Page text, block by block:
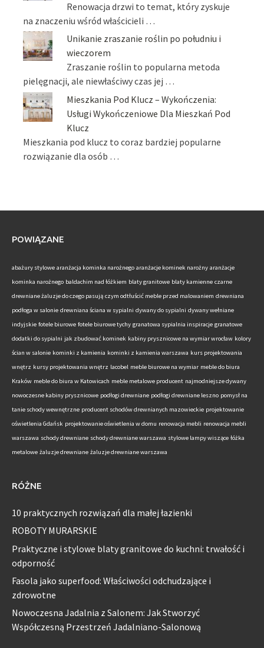
Renowacja drzwi to temat, który zyskuje
na znaczeniu wśród właścicieli …
Unikanie zraszanie roślin po południu i
wieczorem
Zraszanie roślin to popularna metoda
pielęgnacji, ale niewłaściwy czas jej …
Mieszkania Pod Klucz – Wykończenia:
Usługi Wykończeniowe Dla Mieszkań Pod
Klucz
Mieszkania pod klucz to coraz bardziej popularne
rozwiązanie dla osób …
POWIĄZANE
abażury stylowe aranżacja kominka narożnego aranżacje kominek narożny aranżacje
kominka narożnego baldachim nad łóżkiem blaty granitowe blaty kamienne czarne
drewniane żaluzje do czego pasują czym odtłuścić meble przed malowaniem drewniana
podłoga w salonie drewniana ściana w sypialni dywany do sypialni dywany wełniane
indyjskie fotele biurowe fotele biurowe tychy granatowa sypialnia inspiracje granatowe
dodatki do sypialni jak zbudować kominek kabiny prysznicowe na wymiar wrocław kolory
ścian w salonie kominki z kamienia kominki z kamienia warszawa kurs projektowania
wnętrz kursy projektowania wnętrz lacobel meble biurowe na wymiar meble do biura
Kraków meble do biura w Katowicach meble metalowe producent najmodniejsze dywany
nowoczesne kabiny prysznicowe podłogi drewniane podłogi drewniane leszno pomysł na
tanie schody wewnętrzne producent schodów drewnianych mazowieckie projektowanie
oświetlenia Gdańsk projektowanie oświetlenia w domu renowacja mebli renowacja mebli
warszawa schody drewniane schody drewniane warszawa stylowe lampy wiszące łóżka
metalowe żaluzje drewniane żaluzje drewniane warszawa
RÓŻNE
10 praktycznych rozwiązań dla małej łazienki
ROBOTY MURARSKIE
Praktyczne i stylowe blaty granitowe do kuchni: trwałość i
odporność
Fasola jako superfood: Właściwości odchudzające i
zdrowotne
Nowoczesna Jadalnia z Salonem: Jak Stworzyć
Współczesną Przestrzeń Jadalniano-Salonową